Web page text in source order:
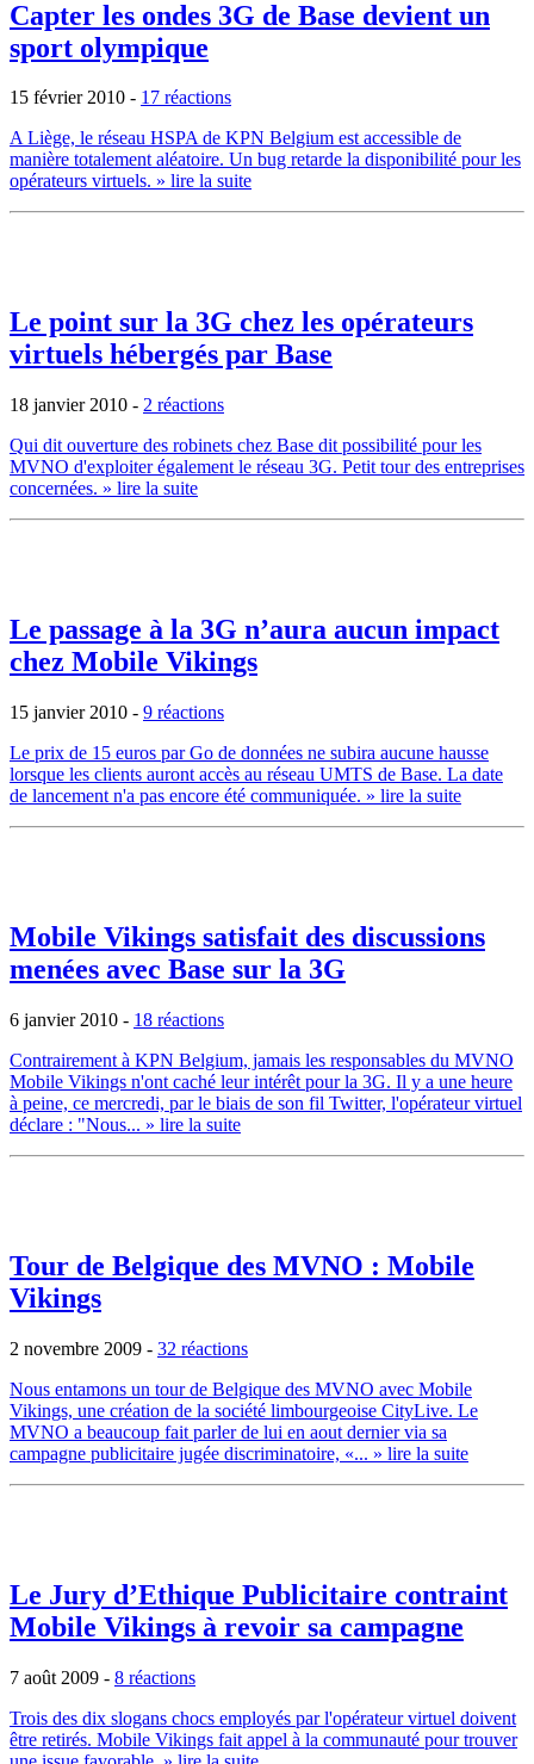
Capter les ondes 3G de Base devient un
sport olympique
15 février 2010 - 17 réactions
A Liège, le réseau HSPA de KPN Belgium est accessible de
manière totalement aléatoire. Un bug retarde la disponibilité pour les
opérateurs virtuels. » lire la suite
Le point sur la 3G chez les opérateurs
virtuels hébergés par Base
18 janvier 2010 - 2 réactions
Qui dit ouverture des robinets chez Base dit possibilité pour les
MVNO d'exploiter également le réseau 3G. Petit tour des entreprises
concernées. » lire la suite
Le passage à la 3G n’aura aucun impact
chez Mobile Vikings
15 janvier 2010 - 9 réactions
Le prix de 15 euros par Go de données ne subira aucune hausse
lorsque les clients auront accès au réseau UMTS de Base. La date
de lancement n'a pas encore été communiquée. » lire la suite
Mobile Vikings satisfait des discussions
menées avec Base sur la 3G
6 janvier 2010 - 18 réactions
Contrairement à KPN Belgium, jamais les responsables du MVNO
Mobile Vikings n'ont caché leur intérêt pour la 3G. Il y a une heure
à peine, ce mercredi, par le biais de son fil Twitter, l'opérateur virtuel
déclare : "Nous... » lire la suite
Tour de Belgique des MVNO : Mobile
Vikings
2 novembre 2009 - 32 réactions
Nous entamons un tour de Belgique des MVNO avec Mobile
Vikings, une création de la société limbourgeoise CityLive. Le
MVNO a beaucoup fait parler de lui en aout dernier via sa
campagne publicitaire jugée discriminatoire, «... » lire la suite
Le Jury d’Ethique Publicitaire contraint
Mobile Vikings à revoir sa campagne
7 août 2009 - 8 réactions
Trois des dix slogans chocs employés par l'opérateur virtuel doivent
être retirés. Mobile Vikings fait appel à la communauté pour trouver